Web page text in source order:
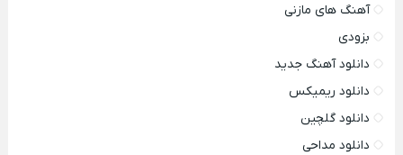
آهنگ های مازنی
بزودی
دانلود آهنگ جدید
دانلود ریمیکس
دانلود گلچین
دانلود مداحی